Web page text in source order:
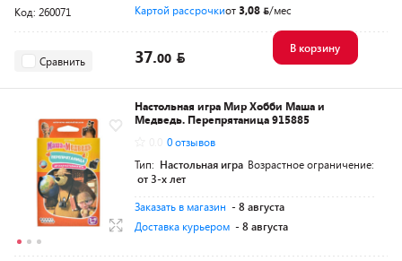
Код: 260071 Картой рассрочкиот3,08 /мес
Сравнить 37.00
В корзину
Настольная игра Мир Хобби Маша и
Медведь. Перепрятаница 915885
0 отзывов
Тип: Настольная игра Возрастное ограничение:
от 3-х лет
Заказать в магазин - 8 августа
Доставка курьером - 8 августа